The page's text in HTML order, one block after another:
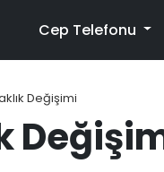
Cep Telefonu
Değişimi